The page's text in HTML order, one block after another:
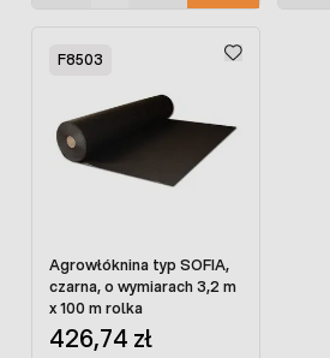
F8503
Agrowłóknina typ SOFIA,
czarna, o wymiarach 3,2 m
x 100 m rolka
426,74 zł